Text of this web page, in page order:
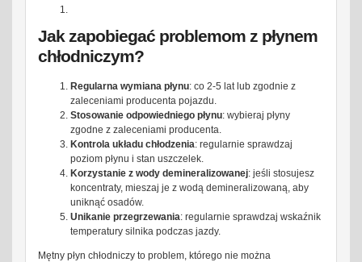
Jak zapobiegać problemom z płynem
chłodniczym?
Regularna wymiana płynu: co 2-5 lat lub zgodnie z
zaleceniami producenta pojazdu.
Stosowanie odpowiedniego płynu: wybieraj płyny
zgodne z zaleceniami producenta.
Kontrola układu chłodzenia: regularnie sprawdzaj
poziom płynu i stan uszczelek.
Korzystanie z wody demineralizowanej: jeśli stosujesz
koncentraty, mieszaj je z wodą demineralizowaną, aby
uniknąć osadów.
Unikanie przegrzewania: regularnie sprawdzaj wskaźnik
temperatury silnika podczas jazdy.
Mętny płyn chłodniczy to problem, którego nie można